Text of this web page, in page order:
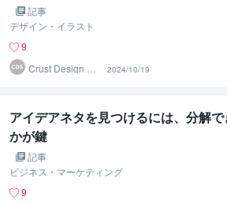
記事
デザイン・イラスト
9
Crust Design Stu
2024/10/19
アイデアネタを見つけるには、分解で
かが鍵
記事
ビジネス・マーケティング
9